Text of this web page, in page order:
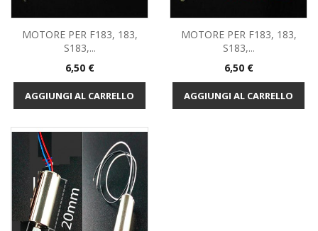
MOTORE PER F183, 183,
S183,...
Prezzo
6,50 €
AGGIUNGI AL CARRELLO
MOTORE PER F183, 183,
S183,...
Prezzo
6,50 €
AGGIUNGI AL CARRELLO